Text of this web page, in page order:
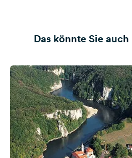
Das könnte Sie